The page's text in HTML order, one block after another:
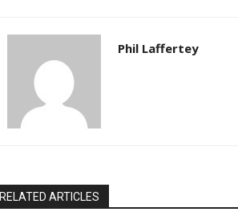
Phil Laffertey
RELATED ARTICLES